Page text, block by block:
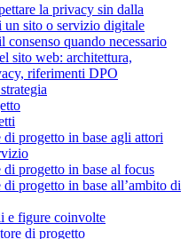
la privacy sin dalla
un sito o servizio digitale
consenso quando necessario
sito web: architettura,
riferimenti DPO
progetto in base agli attori
progetto in base al focus
progetto in base all’ambito di
e figure coinvolte
di progetto